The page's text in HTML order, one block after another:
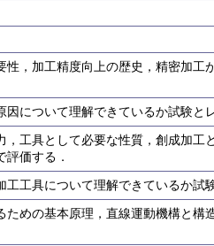
性，加工精度向上の歴史，精密加
因について理解できているか試験と
，工具として必要な性質，創成加
評価する．
工工具について理解できているか試
ための基本原理，直線運動機構と